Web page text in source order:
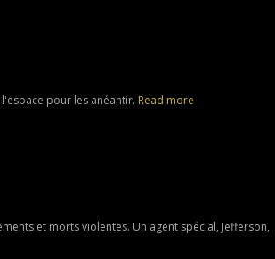
pour les anéantir. Read more
et morts violentes. Un agent spécial, Jefferson,